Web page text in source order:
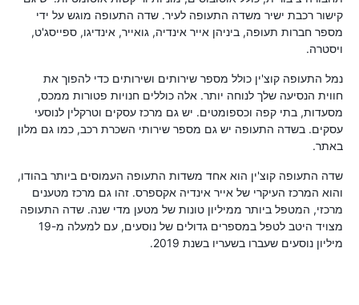
קישור רכבת ישיר משדה התעופה לעיר. שדה התעופה מוגש על ידי
מספר חברות תעופה, ביניהן אייר אינדיה, גואייר, אינדיגו, ספייסג'ט,
ויסטרה.
נמל התעופה קוצ'ין כולל מספר שירותים ושירותים כדי להפוך את
חווית הנסיעה שלך לנוחה יותר. אלה כוללים חנויות פטורות ממכס,
מסעדות, בתי קפה וכספומטים. יש גם מרכז עסקים וטרקלין לנוסעי
עסקים. בשדה התעופה יש גם מספר שירותי השכרת רכב, כמו גם מלון
באתר.
שדה התעופה קוצ'ין הוא אחד משדות התעופה העמוסים ביותר בהודו,
והוא המרכז העיקרי של אייר אינדיה אקספרס. זהו גם מרכז מטענים
מרכזי, המטפל ביותר ממיליון טונות של מטען מדי שנה. שדה התעופה
מצויד היטב לטפל במספרים גדולים של נוסעים, עם למעלה מ-19
מיליון נוסעים שעברו בשעריו בשנת 2019.